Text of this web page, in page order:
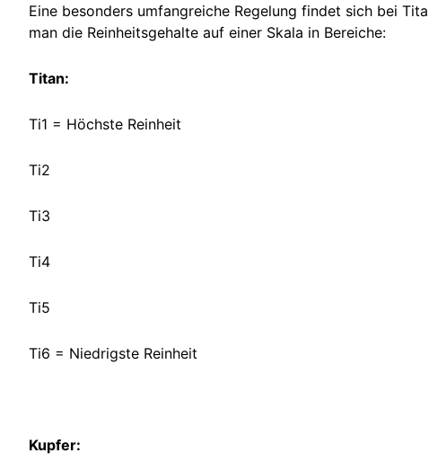
Eine besonders umfangreiche Regelung findet sich bei
man die Reinheitsgehalte auf einer Skala in Bereiche:
Titan:
Ti1 = Höchste Reinheit
Ti2
Ti3
Ti4
Ti5
Ti6 = Niedrigste Reinheit
Kupfer: